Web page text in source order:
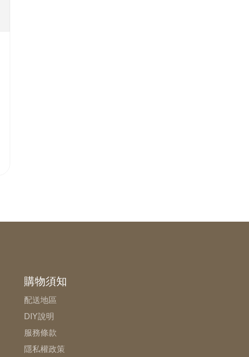
購物須知
配送地區
DIY說明
服務條款
隱私權政策